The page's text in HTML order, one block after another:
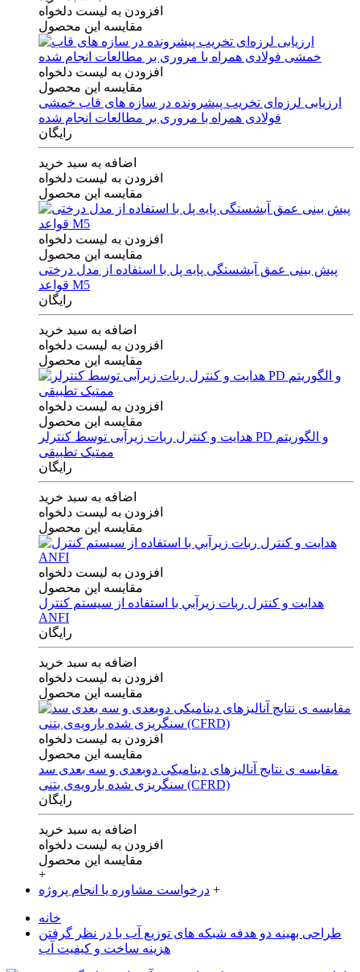
افزودن به لیست دلخواه
مقایسه این محصول
افزودن به لیست دلخواه
مقایسه این محصول
ارزیابی لرزه‌ای تخریب پیشرونده در سازه های قاب خمشی
فولادی همراه با مروری بر مطالعات انجام شده
رایگان
اضافه به سبد خرید
افزودن به لیست دلخواه
مقایسه این محصول
افزودن به لیست دلخواه
مقایسه این محصول
پیش بینی عمق آبشستگی پایه پل با استفاده از مدل درختی
قواعد M5
رایگان
اضافه به سبد خرید
افزودن به لیست دلخواه
مقایسه این محصول
افزودن به لیست دلخواه
مقایسه این محصول
هدایت و کنترل ربات زیرآبی توسط کنترلر PD و الگوریتم
ممتیک تطبیقی
رایگان
اضافه به سبد خرید
افزودن به لیست دلخواه
مقایسه این محصول
افزودن به لیست دلخواه
مقایسه این محصول
هدايت و كنترل ربات زيرآبي با استفاده از سيستم كنترل
ANFI
رایگان
اضافه به سبد خرید
افزودن به لیست دلخواه
مقایسه این محصول
افزودن به لیست دلخواه
مقایسه این محصول
مقایسه ی‌ نتایج آنالیزهای‌ دینامیکی‌ دوبعدی‌ و‌ سه بعدی‌ سد
سنگریزی‌ شده با‌رویه‌ی‌ بتنی‌ (CFRD)
رایگان
اضافه به سبد خرید
افزودن به لیست دلخواه
مقایسه این محصول
+
درخواست مشاوره یا انجام پروژه +
خانه
طراحی بهینه دو هدفه شبکه های توزیع آب با در نظر گرفتن
هزینه ساخت و کیفیت آب